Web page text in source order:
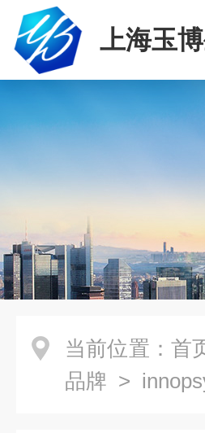
上海玉
当前位置： 首
品牌 >